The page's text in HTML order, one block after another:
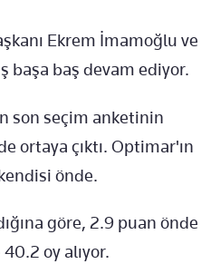
Ekrem İmamoğlu ve
başa baş devam ediyor.
son seçim anketinin
ortaya çıktı. Optimar'ın
önde.
göre, 2.9 puan önde
oy alıyor.